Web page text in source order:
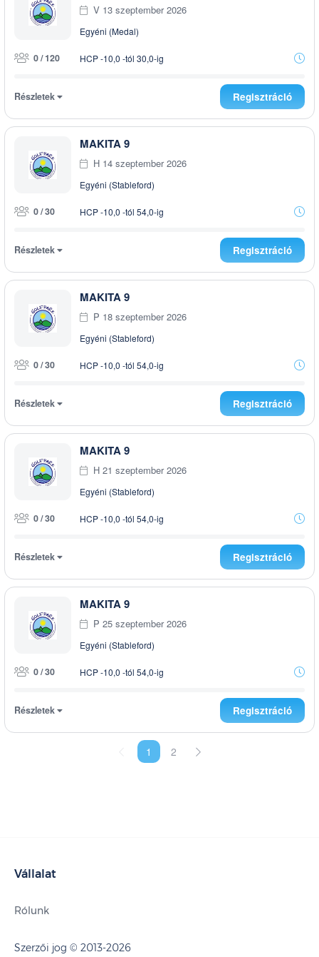
V 13 szeptember 2026
Egyéni (Medal)
0 / 120 HCP -10,0 -tól 30,0-ig
Részletek Regisztráció
MAKITA 9
H 14 szeptember 2026
Egyéni (Stableford)
0 / 30 HCP -10,0 -tól 54,0-ig
Részletek Regisztráció
MAKITA 9
P 18 szeptember 2026
Egyéni (Stableford)
0 / 30 HCP -10,0 -tól 54,0-ig
Részletek Regisztráció
MAKITA 9
H 21 szeptember 2026
Egyéni (Stableford)
0 / 30 HCP -10,0 -tól 54,0-ig
Részletek Regisztráció
MAKITA 9
P 25 szeptember 2026
Egyéni (Stableford)
0 / 30 HCP -10,0 -tól 54,0-ig
Részletek Regisztráció
1 2
Vállalat
Rólunk
Szerzői jog © 2013-2026